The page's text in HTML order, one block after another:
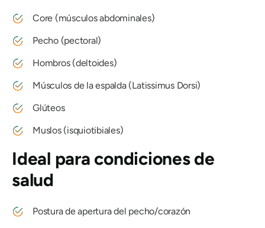
Core (músculos abdominales)
Pecho (pectoral)
Hombros (deltoides)
Músculos de la espalda (Latissimus Dorsi)
Glúteos
Muslos (isquiotibiales)
Ideal para condiciones de
salud
Postura de apertura del pecho/corazón